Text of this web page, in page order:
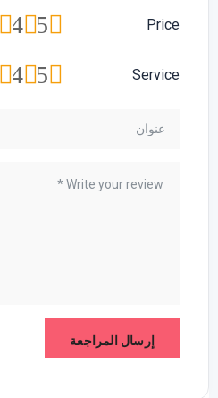
Price
5
4
Service
5
4